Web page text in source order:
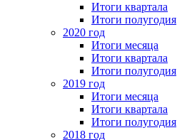
Итоги квартала
Итоги полугодия
2020 год
Итоги месяца
Итоги квартала
Итоги полугодия
2019 год
Итоги месяца
Итоги квартала
Итоги полугодия
2018 год